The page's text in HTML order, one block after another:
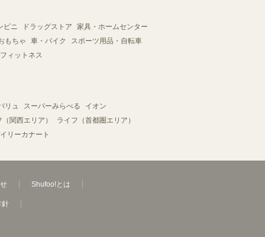
ビニ ドラッグストア
家具・ホームセンター
もちゃ 車・バイク
スポーツ用品・自転車
ィットネス
リュ スーパーみらべる
イオン
関西エリア）
ライフ（首都圏エリア）
リーカナート
Shufoo!とは
針